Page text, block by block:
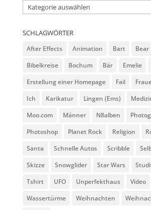
Kategorien
SCHLAGWÖRTER
After Effects Animation Bart Bear
Bibelkreise
Bochum Bär Emelie
Erstellung einer Homepage
Fail
Ich
Karikatur Lingen (Ems)
Moo.com
Männer N8alben
Photoshop
Planet Rock Religion
Santa
Schnelle Autos Scribble
Skizze
Snowglider Star Wars
Tshirt
UFO Unperfekthaus Video
Wassertürme
Weihnachten